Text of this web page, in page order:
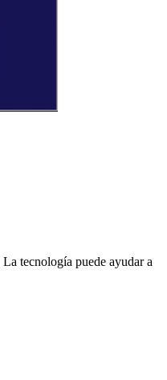
La tecnología puede ayudar a